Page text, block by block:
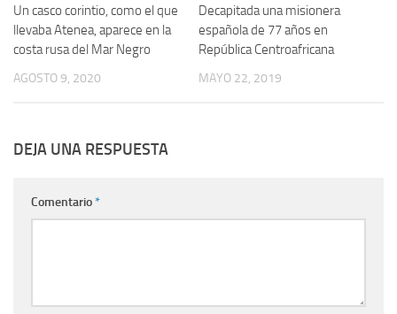
Un casco corintio, como el que
llevaba Atenea, aparece en la
costa rusa del Mar Negro
AGOSTO 9, 2020
Decapitada una misionera
española de 77 años en
República Centroafricana
MAYO 22, 2019
DEJA UNA RESPUESTA
Comentario*